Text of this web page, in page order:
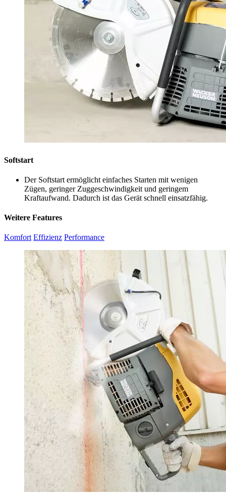
Softstart
Der Softstart ermöglicht einfaches Starten mit wenigen
Zügen, geringer Zuggeschwindigkeit und geringem
Kraftaufwand. Dadurch ist das Gerät schnell einsatzfähig.
Weitere Features
Komfort Effizienz Performance